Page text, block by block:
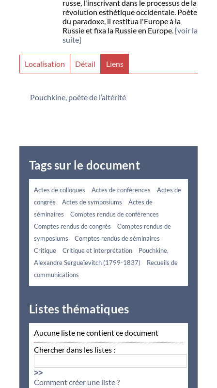
russe, l'inscrivant dans le processus de la
révolution esthétique occidentale. Poète
du paradoxe, il restitua l'Europe à la
Russie et fixa la Russie en Europe. [voir la
suite]
Localisation Détail Liens
Pouchkine, poète de l’altérité
Tags sur le document
Actes de colloques Actes de conférences
Actes de
congrès
Actes de symposiums
Actes de
séminaires
Comptes rendus de conférences
Comptes rendus de congrès
Comptes rendus de
symposiums
Comptes rendus de séminaires
Critique
Critique et interprétation
Pouchkine,
Alexandre Sergueïevitch (1799-1837)
Recueils de
communications
Listes thématiques
Aucune liste ne contient ce document
Chercher dans les listes :
>>
Comment créer une liste ?